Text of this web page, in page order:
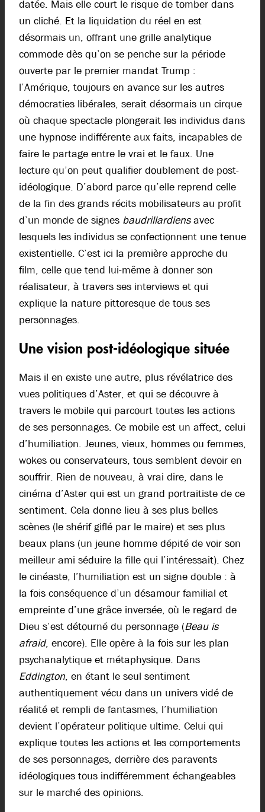
datée. Mais elle court le risque de tomber dans
un cliché. Et la liquidation du réel en est
désormais un, offrant une grille analytique
commode dès qu’on se penche sur la période
ouverte par le premier mandat Trump :
l’Amérique, toujours en avance sur les autres
démocraties libérales, serait désormais un cirque
où chaque spectacle plongerait les individus dans
une hypnose indifférente aux faits, incapables de
faire le partage entre le vrai et le faux. Une
lecture qu’on peut qualifier doublement de post-
idéologique. D’abord parce qu’elle reprend celle
de la fin des grands récits mobilisateurs au profit
d’un monde de signes baudrillardiensavec
lesquels les individus se confectionnent une tenue
existentielle. C’est ici la première approche du
film, celle que tend lui-même à donner son
réalisateur, à travers ses interviews et qui
explique la nature pittoresque de tous ses
personnages.
Une vision post-idéologique située
Mais il en existe une autre, plus révélatrice des
vues politiques d’Aster, et qui se découvre à
travers le mobile qui parcourt toutes les actions
de ses personnages. Ce mobile est un affect, celui
d’humiliation. Jeunes, vieux, hommes ou femmes,
wokes ou conservateurs, tous semblent devoir en
souffrir. Rien de nouveau, à vrai dire, dans le
cinéma d’Aster qui est un grand portraitiste de ce
sentiment. Cela donne lieu à ses plus belles
scènes (le shérif giflé par le maire) et ses plus
beaux plans (un jeune homme dépité de voir son
meilleur ami séduire la fille qui l’intéressait). Chez
le cinéaste, l’humiliation est un signe double : à
la fois conséquence d’un désamour familial et
empreinte d’une grâce inversée, où le regard de
Dieu s’est détourné du personnage (Beau is
afraid, encore). Elle opère à la fois sur les plan
psychanalytique et métaphysique. Dans
Eddington, en étant le seul sentiment
authentiquement vécu dans un univers vidé de
réalité et rempli de fantasmes, l’humiliation
devient l’opérateur politique ultime. Celui qui
explique toutes les actions et les comportements
de ses personnages, derrière des paravents
idéologiques tous indifféremment échangeables
sur le marché des opinions.